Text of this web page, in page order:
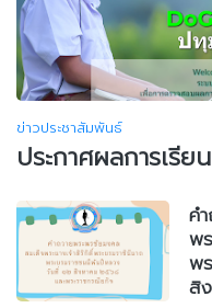
ข่าวประชาสัมพันธ์
ประกาศผลการเรี
ค
พ
พ
สิ